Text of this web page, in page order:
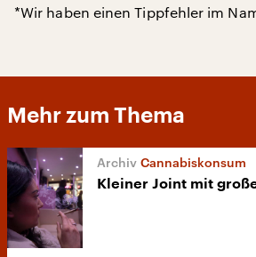
*Wir haben einen Tippfehler im
Mehr zum Thema
Cannabiskonsum
Kleiner Joint mit